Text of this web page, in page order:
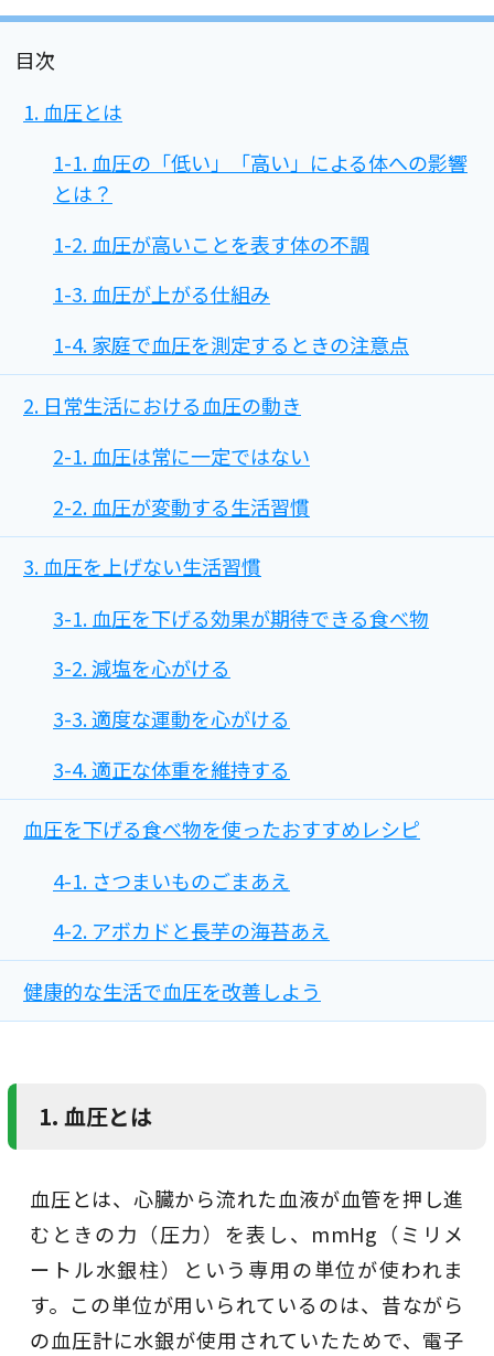
目次
1. 血圧とは
1-1. 血圧の「低い」「高い」による体への影響
とは？
1-2. 血圧が高いことを表す体の不調
1-3. 血圧が上がる仕組み
1-4. 家庭で血圧を測定するときの注意点
2. 日常生活における血圧の動き
2-1. 血圧は常に一定ではない
2-2. 血圧が変動する生活習慣
3. 血圧を上げない生活習慣
3-1. 血圧を下げる効果が期待できる食べ物
3-2. 減塩を心がける
3-3. 適度な運動を心がける
3-4. 適正な体重を維持する
血圧を下げる食べ物を使ったおすすめレシピ
4-1. さつまいものごまあえ
4-2. アボカドと長芋の海苔あえ
健康的な生活で血圧を改善しよう
1. 血圧とは
血圧とは、心臓から流れた血液が血管を押し進
むときの力（圧力）を表し、mmHg（ミリメ
ートル水銀柱）という専用の単位が使われま
す。この単位が用いられているのは、昔ながら
の血圧計に水銀が使用されていたためで、電子